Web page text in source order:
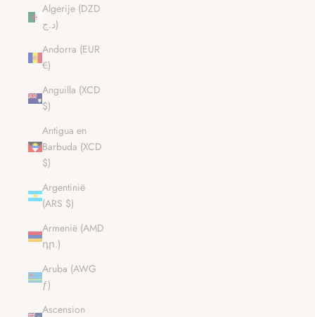
Algerije (DZD
د.ج)
Andorra (EUR
€)
Anguilla (XCD
$)
Antigua en
Barbuda (XCD
$)
Argentinië
(ARS $)
Armenië (AMD
դր.)
Aruba (AWG
ƒ)
Ascension